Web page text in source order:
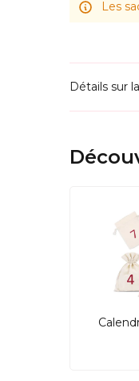
Les
Détails sur